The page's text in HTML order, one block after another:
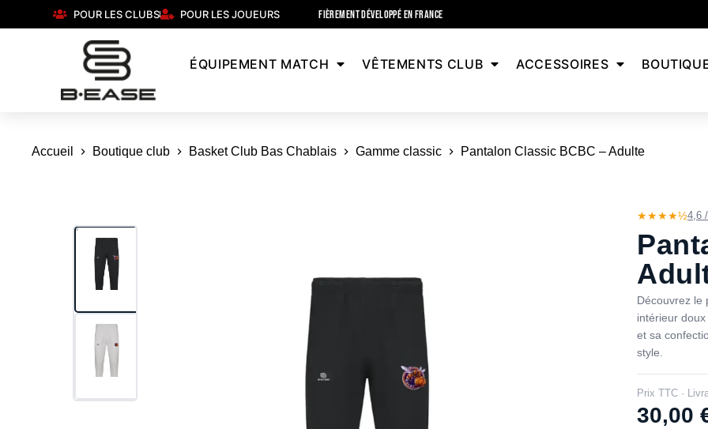
POUR LES CLUBS POUR LES JOUEURS FIÈREMENT DÉVELOPPÉ EN FRANCE
ÉQUIPEMENT MATCH VÊTEMENTS CLUB ACCESSOIRES
Accueil Boutique club Basket Club Bas Chablais Gamme classic Pantalon Classic BCBC – Adulte
★★★★½4,6
Découvrez le
intérieur
et sa
style.
Prix TTC ·
30,00